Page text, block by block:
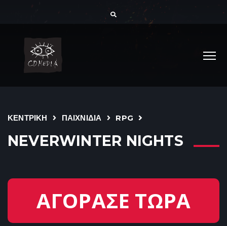
ΚΕΝΤΡΙΚΗ ΠΑΙΧΝΙΔΙΑ RPG
NEVERWINTER NIGHTS
ΑΓΟΡΑΣΕ ΤΩΡΑ